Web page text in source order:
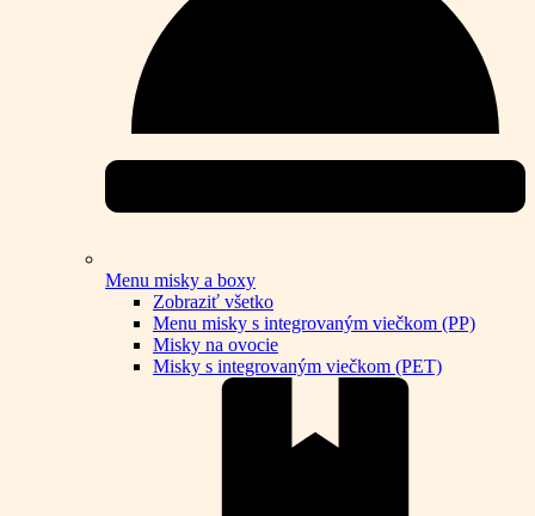
Menu misky a boxy
Zobraziť všetko
Menu misky s integrovaným viečkom (PP)
Misky na ovocie
Misky s integrovaným viečkom (PET)